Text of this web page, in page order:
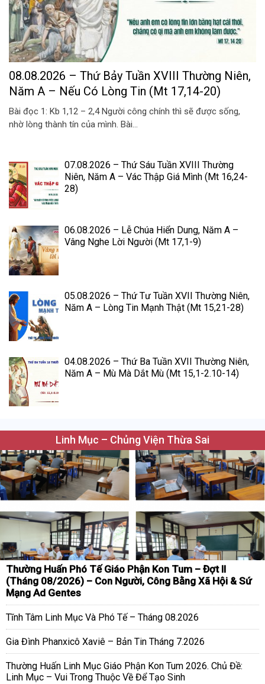
08.08.2026 – Thứ Bảy Tuần XVIII Thường Niên,
Năm A – Nếu Có Lòng Tin (Mt 17,14-20)
Bài đọc 1: Kb 1,12 – 2,4 Người công chính thì sẽ được sống,
nhờ lòng thành tín của mình. Bài...
07.08.2026 – Thứ Sáu Tuần XVIII Thường
Niên, Năm A – Vác Thập Giá Mình (Mt 16,24-
28)
06.08.2026 – Lễ Chúa Hiển Dung, Năm A –
Vâng Nghe Lời Người (Mt 17,1-9)
05.08.2026 – Thứ Tư Tuần XVII Thường Niên,
Năm A – Lòng Tin Mạnh Thật (Mt 15,21-28)
04.08.2026 – Thứ Ba Tuần XVII Thường Niên,
Năm A – Mù Mà Dắt Mù (Mt 15,1-2.10-14)
Linh Mục – Chủng Viện Thừa Sai
Thường Huấn Phó Tế Giáo Phận Kon Tum – Đợt II
(Tháng 08/2026) – Con Người, Công Bằng Xã Hội & Sứ
Mạng Ad Gentes
Tĩnh Tâm Linh Mục Và Phó Tế – Tháng 08.2026
Gia Đình Phanxicô Xaviê – Bản Tin Tháng 7.2026
Thường Huấn Linh Mục Giáo Phận Kon Tum 2026. Chủ Đề:
Linh Mục – Vui Trong Thuộc Về Để Tạo Sinh